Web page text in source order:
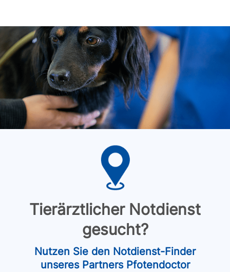
Tierärztlicher Notdienst
gesucht?
Nutzen Sie den Notdienst-Finder
unseres Partners Pfotendoctor